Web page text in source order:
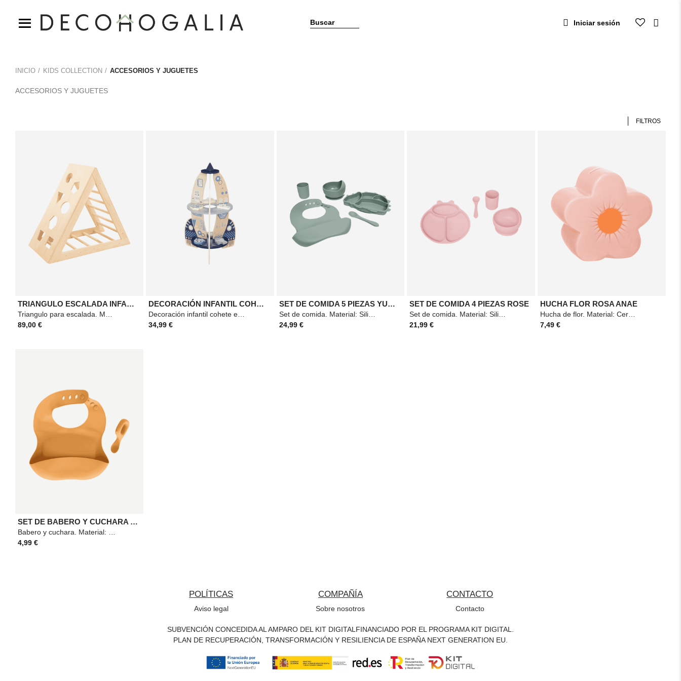
Buscar Iniciar sesión
INICIO KIDS COLLECTION ACCESORIOS Y JUGUETES
ACCESORIOS Y JUGUETES
FILTROS
TRIANGULO ESCALADA INFANTIL
89,00 €
DECORACIÓN INFANTIL COHETE ESPACIAL 60CM
Decoración infantil cohete espacial. Material: Madera. Medidas: 41,4x59,9cm. Color:
34,99 €
SET DE COMIDA 5 PIEZAS YUM VERDE
Set de comida. Material: Silicona. Medidas: 19,8x12,5x27,5cm. Color: Verde.
24,99 €
SET DE COMIDA 4 PIEZAS ROSE
21,99 €
HUCHA FLOR ROSA ANAE
7,49 €
SET DE BABERO Y CUCHARA SILICONA OCRE
4,99 €
POLÍTICAS
Aviso legal
COMPAÑÍA
Sobre nosotros
CONTACTO
Contacto
SUBVENCIÓN CONCEDIDA AL AMPARO DEL KIT DIGITALFINANCIADO POR EL PROGRAMA KIT DIGITAL.
PLAN DE RECUPERACIÓN, TRANSFORMACIÓN Y RESILIENCIA DE ESPAÑA NEXT GENERATION EU.